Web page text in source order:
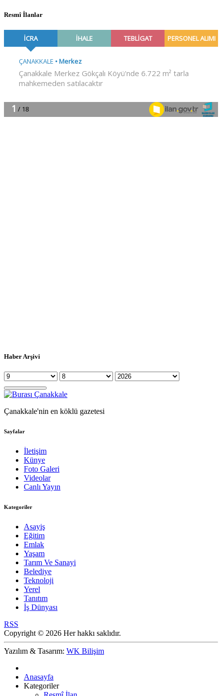
Resmî İlanlar
Haber Arşivi
Çanakkale'nin en köklü gazetesi
Sayfalar
İletişim
Künye
Foto Galeri
Videolar
Canlı Yayın
Kategoriler
Asayiş
Eğitim
Emlak
Yaşam
Tarım Ve Sanayi
Belediye
Teknoloji
Yerel
Tanıtım
İş Dünyası
RSS
Copyright © 2026 Her hakkı saklıdır.
Yazılım & Tasarım: WK Bilişim
Anasayfa
Kategoriler